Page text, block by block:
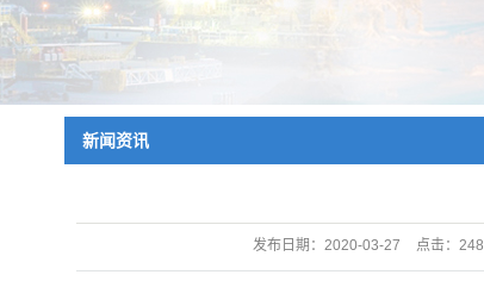
新闻资讯
发布日期： 2020-03-27 点击： 248